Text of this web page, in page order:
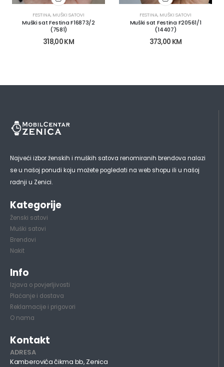
FESTINA, MUŠKI SATOVI
Muški sat Festina F16873/2
(7581)
318,00KM
FESTINA, MUŠKI SATOVI
Muški sat Festina F20561/1
(14407)
373,00 KM
Najveći izbor ženskih i muških satova renomiranih brendova nalazi
se u našoj ponudi koju možete pogledati na web shopu ili u našoj
radnji u Zenici.
Kategorije
Ženski satovi
Muški satovi
Brendovi
Nakit
Info
Izjava o povjerljivosti
Plaćanje i dostava
Reklamacije i prigovori
O nama
Kontakt
ADRESA
Kamberovića čikma bb, Zenica